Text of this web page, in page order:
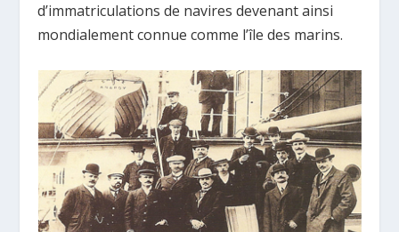
d’immatriculations de navires devenant ainsi
mondialement connue comme l’île des marins.